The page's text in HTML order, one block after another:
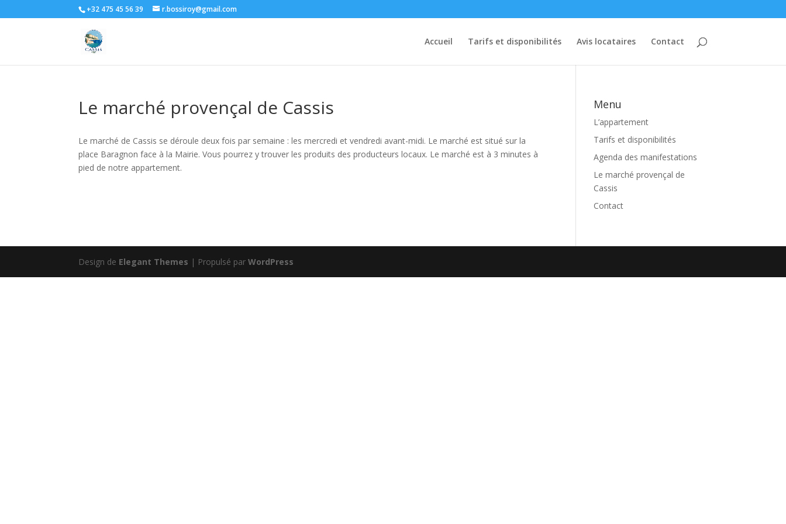
+32 475 45 56 39 r.bossiroy@gmail.com
Accueil Tarifs et disponibilités Avis locataires Contact
Le marché provençal de Cassis
Le marché de Cassis se déroule deux fois par semaine : les mercredi et vendredi avant-midi. Le marché est situé sur la
place Baragnon face à la Mairie. Vous pourrez y trouver les produits des producteurs locaux. Le marché est à 3 minutes à
pied de notre appartement.
Menu
L’appartement
Tarifs et disponibilités
Agenda des manifestations
Le marché provençal de
Cassis
Contact
Design de Elegant Themes | Propulsé parWordPress